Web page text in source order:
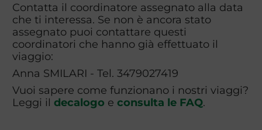
Contatta il coordinatore assegnato alla data
che ti interessa. Se non è ancora stato
assegnato puoi contattare questi
coordinatori che hanno già effettuato il
viaggio:
Anna SMILARI - Tel. 3479027419
Vuoi sapere come funzionano i nostri viaggi?
Leggi il decalogo e consulta le FAQ.